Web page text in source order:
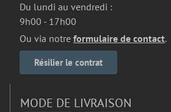
Du lundi au vendredi :
9h00 - 17h00
Ou via notre formulaire de contact.
Résilier le contrat
MODE DE LIVRAISON